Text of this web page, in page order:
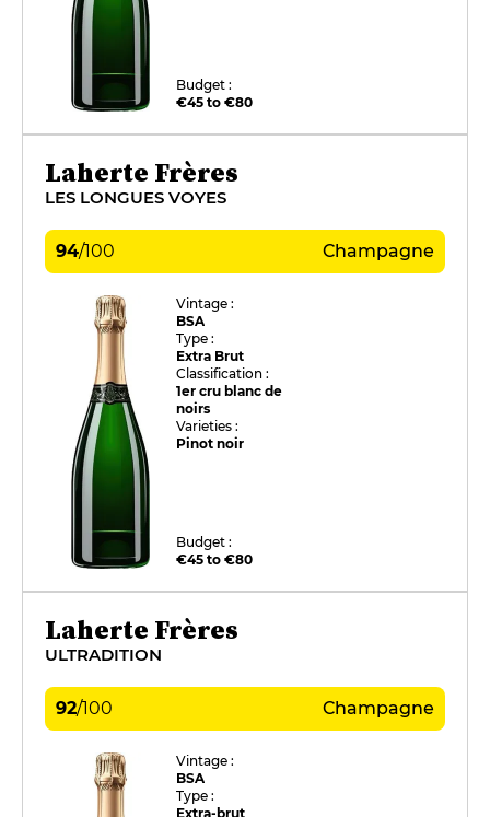
Budget :
€45 to €80
Laherte Frères
LES LONGUES VOYES
94/100 Champagne
Vintage :
BSA
Type :
Extra Brut
Classification :
1er cru blanc de
noirs
Varieties :
Pinot noir
Budget :
€45 to €80
Laherte Frères
ULTRADITION
92/100 Champagne
Vintage :
BSA
Type :
Extra-brut